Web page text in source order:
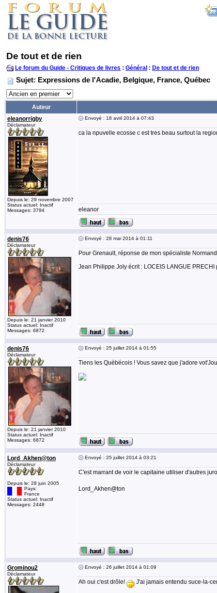
De tout et de rien
Le forum du Guide - Critiques de livres : Général : De tout et de rien
Sujet: Expressions de l'Acadie, Belgique, France, Québec
Auteur
eleanorrigby
Déclamateur
Depuis le: 29 novembre 2007
Status actuel: Inactif
Messages: 3794
Envoyé : 18 avril 2014 à 07:43
ca la npuvelle ecosse c est tres beau surtout la
eleanor
denis76
Déclamateur
Depuis le: 21 janvier 2010
Status actuel: Inactif
Messages: 6872
Envoyé : 28 mai 2014 à 01:11
Pour Grenault, réponse de mon spécialiste
Jean Philippe Joly écrit : LOCEIS LANGUE PRECHI
denis76
Déclamateur
Depuis le: 21 janvier 2010
Status actuel: Inactif
Messages: 6872
Envoyé : 25 juillet 2014 à 01:55
Tiens les Québécois ! Vous savez que j'adore
Lord_Akhen@ton
Déclamateur
Depuis le: 28 juin 2005
Pays:
France
Status actuel: Inactif
Messages: 2448
Envoyé : 25 juillet 2014 à 03:21
C'est marrant de voir le capitaine utiliser d'autres
Lord_Akhen@ton
Grominou2
Déclamateur
Envoyé : 26 juillet 2014 à 01:09
Ah oui c'est drôle! J'ai jamais entendu suce-la-